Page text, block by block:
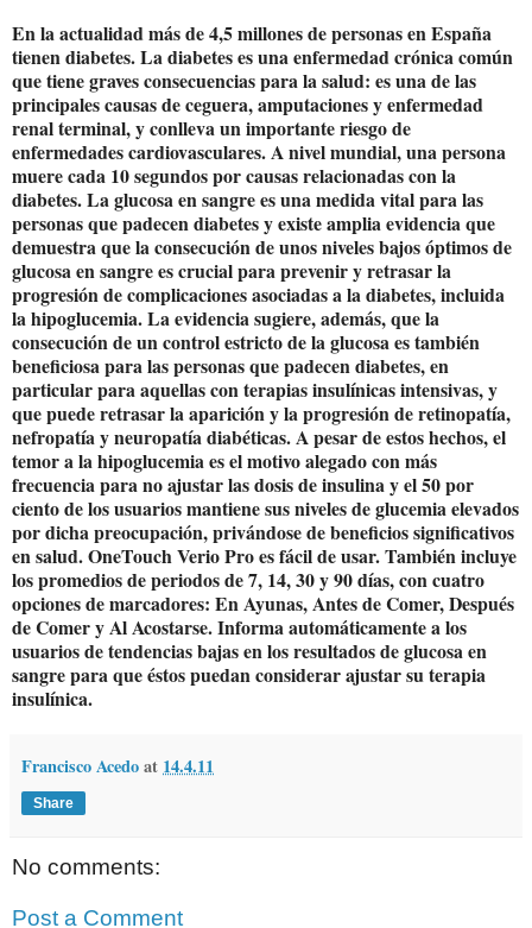
En la actualidad más de 4,5 millones de personas en España
tienen diabetes. La diabetes es una enfermedad crónica común
que tiene graves consecuencias para la salud: es una de las
principales causas de ceguera, amputaciones y enfermedad
renal terminal, y conlleva un importante riesgo de
enfermedades cardiovasculares. A nivel mundial, una persona
muere cada 10 segundos por causas relacionadas con la
diabetes. La glucosa en sangre es una medida vital para las
personas que padecen diabetes y existe amplia evidencia que
demuestra que la consecución de unos niveles bajos óptimos de
glucosa en sangre es crucial para prevenir y retrasar la
progresión de complicaciones asociadas a la diabetes, incluida
la hipoglucemia. La evidencia sugiere, además, que la
consecución de un control estricto de la glucosa es también
beneficiosa para las personas que padecen diabetes, en
particular para aquellas con terapias insulínicas intensivas, y
que puede retrasar la aparición y la progresión de retinopatía,
nefropatía y neuropatía diabéticas. A pesar de estos hechos, el
temor a la hipoglucemia es el motivo alegado con más
frecuencia para no ajustar las dosis de insulina y el 50 por
ciento de los usuarios mantiene sus niveles de glucemia elevados
por dicha preocupación, privándose de beneficios significativos
en salud. OneTouch Verio Pro es fácil de usar. También incluye
los promedios de periodos de 7, 14, 30 y 90 días, con cuatro
opciones de marcadores: En Ayunas, Antes de Comer, Después
de Comer y Al Acostarse. Informa automáticamente a los
usuarios de tendencias bajas en los resultados de glucosa en
sangre para que éstos puedan considerar ajustar su terapia
insulínica.
Francisco Acedoat 14.4.11
Share
No comments:
Post a Comment